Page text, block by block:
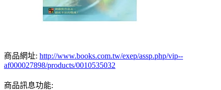
商品網址: http://www.books.com.tw/exep/assp.php/vip--
af000027898/products/0010535032
商品訊息功能: